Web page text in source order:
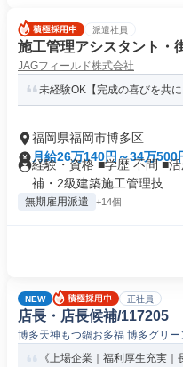
派遣社員
施工管理アシスタント・
JAGフィールド株式会社
未経験OK【完成の喜びを共
福岡県福岡市博多区
月給26万140円～34万500
経験・資格 ■学歴 不問 ■
補・2級建築施工管理技...
無期雇用派遣 +14個
NEW 正社員
店長・店長候補/117205
博多天神もつ鍋お多福 博多グリ
《上場企業｜福利厚生充実